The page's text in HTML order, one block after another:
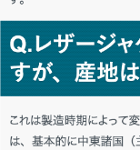
愛媛県 Y